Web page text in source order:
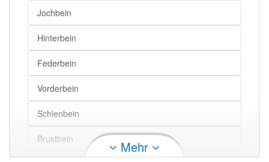
Jochbein
Hinterbein
Federbein
Vorderbein
Schienbein
Brustbein Mehr